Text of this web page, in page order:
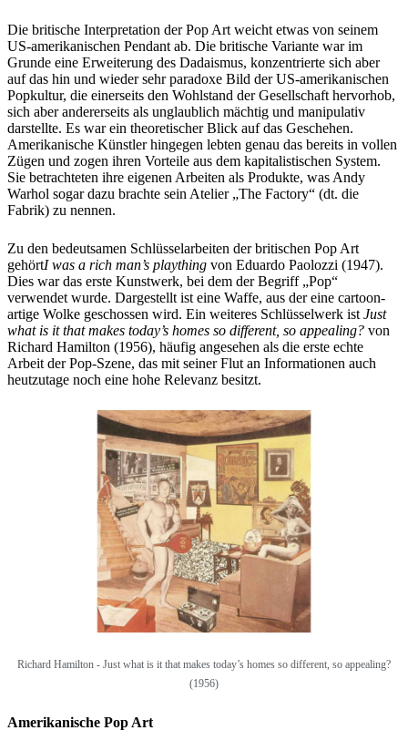
Die britische Interpretation der Pop Art weicht etwas von seinem
US-amerikanischen Pendant ab. Die britische Variante war im
Grunde eine Erweiterung des Dadaismus, konzentrierte sich aber
auf das hin und wieder sehr paradoxe Bild der US-amerikanischen
Popkultur, die einerseits den Wohlstand der Gesellschaft hervorhob,
sich aber andererseits als unglaublich mächtig und manipulativ
darstellte. Es war ein theoretischer Blick auf das Geschehen.
Amerikanische Künstler hingegen lebten genau das bereits in vollen
Zügen und zogen ihren Vorteile aus dem kapitalistischen System.
Sie betrachteten ihre eigenen Arbeiten als Produkte, was Andy
Warhol sogar dazu brachte sein Atelier „The Factory“ (dt. die
Fabrik) zu nennen.
Zu den bedeutsamen Schlüsselarbeiten der britischen Pop Art
gehörtI was a rich man’s plaything von Eduardo Paolozzi (1947).
Dies war das erste Kunstwerk, bei dem der Begriff „Pop“
verwendet wurde. Dargestellt ist eine Waffe, aus der eine cartoon-
artige Wolke geschossen wird. Ein weiteres Schlüsselwerk ist Just
what is it that makes today’s homes so different, so appealing? von
Richard Hamilton (1956), häufig angesehen als die erste echte
Arbeit der Pop-Szene, das mit seiner Flut an Informationen auch
heutzutage noch eine hohe Relevanz besitzt.
Richard Hamilton - Just what is it that makes today’s homes so different, so appealing?
(1956)
Amerikanische Pop Art